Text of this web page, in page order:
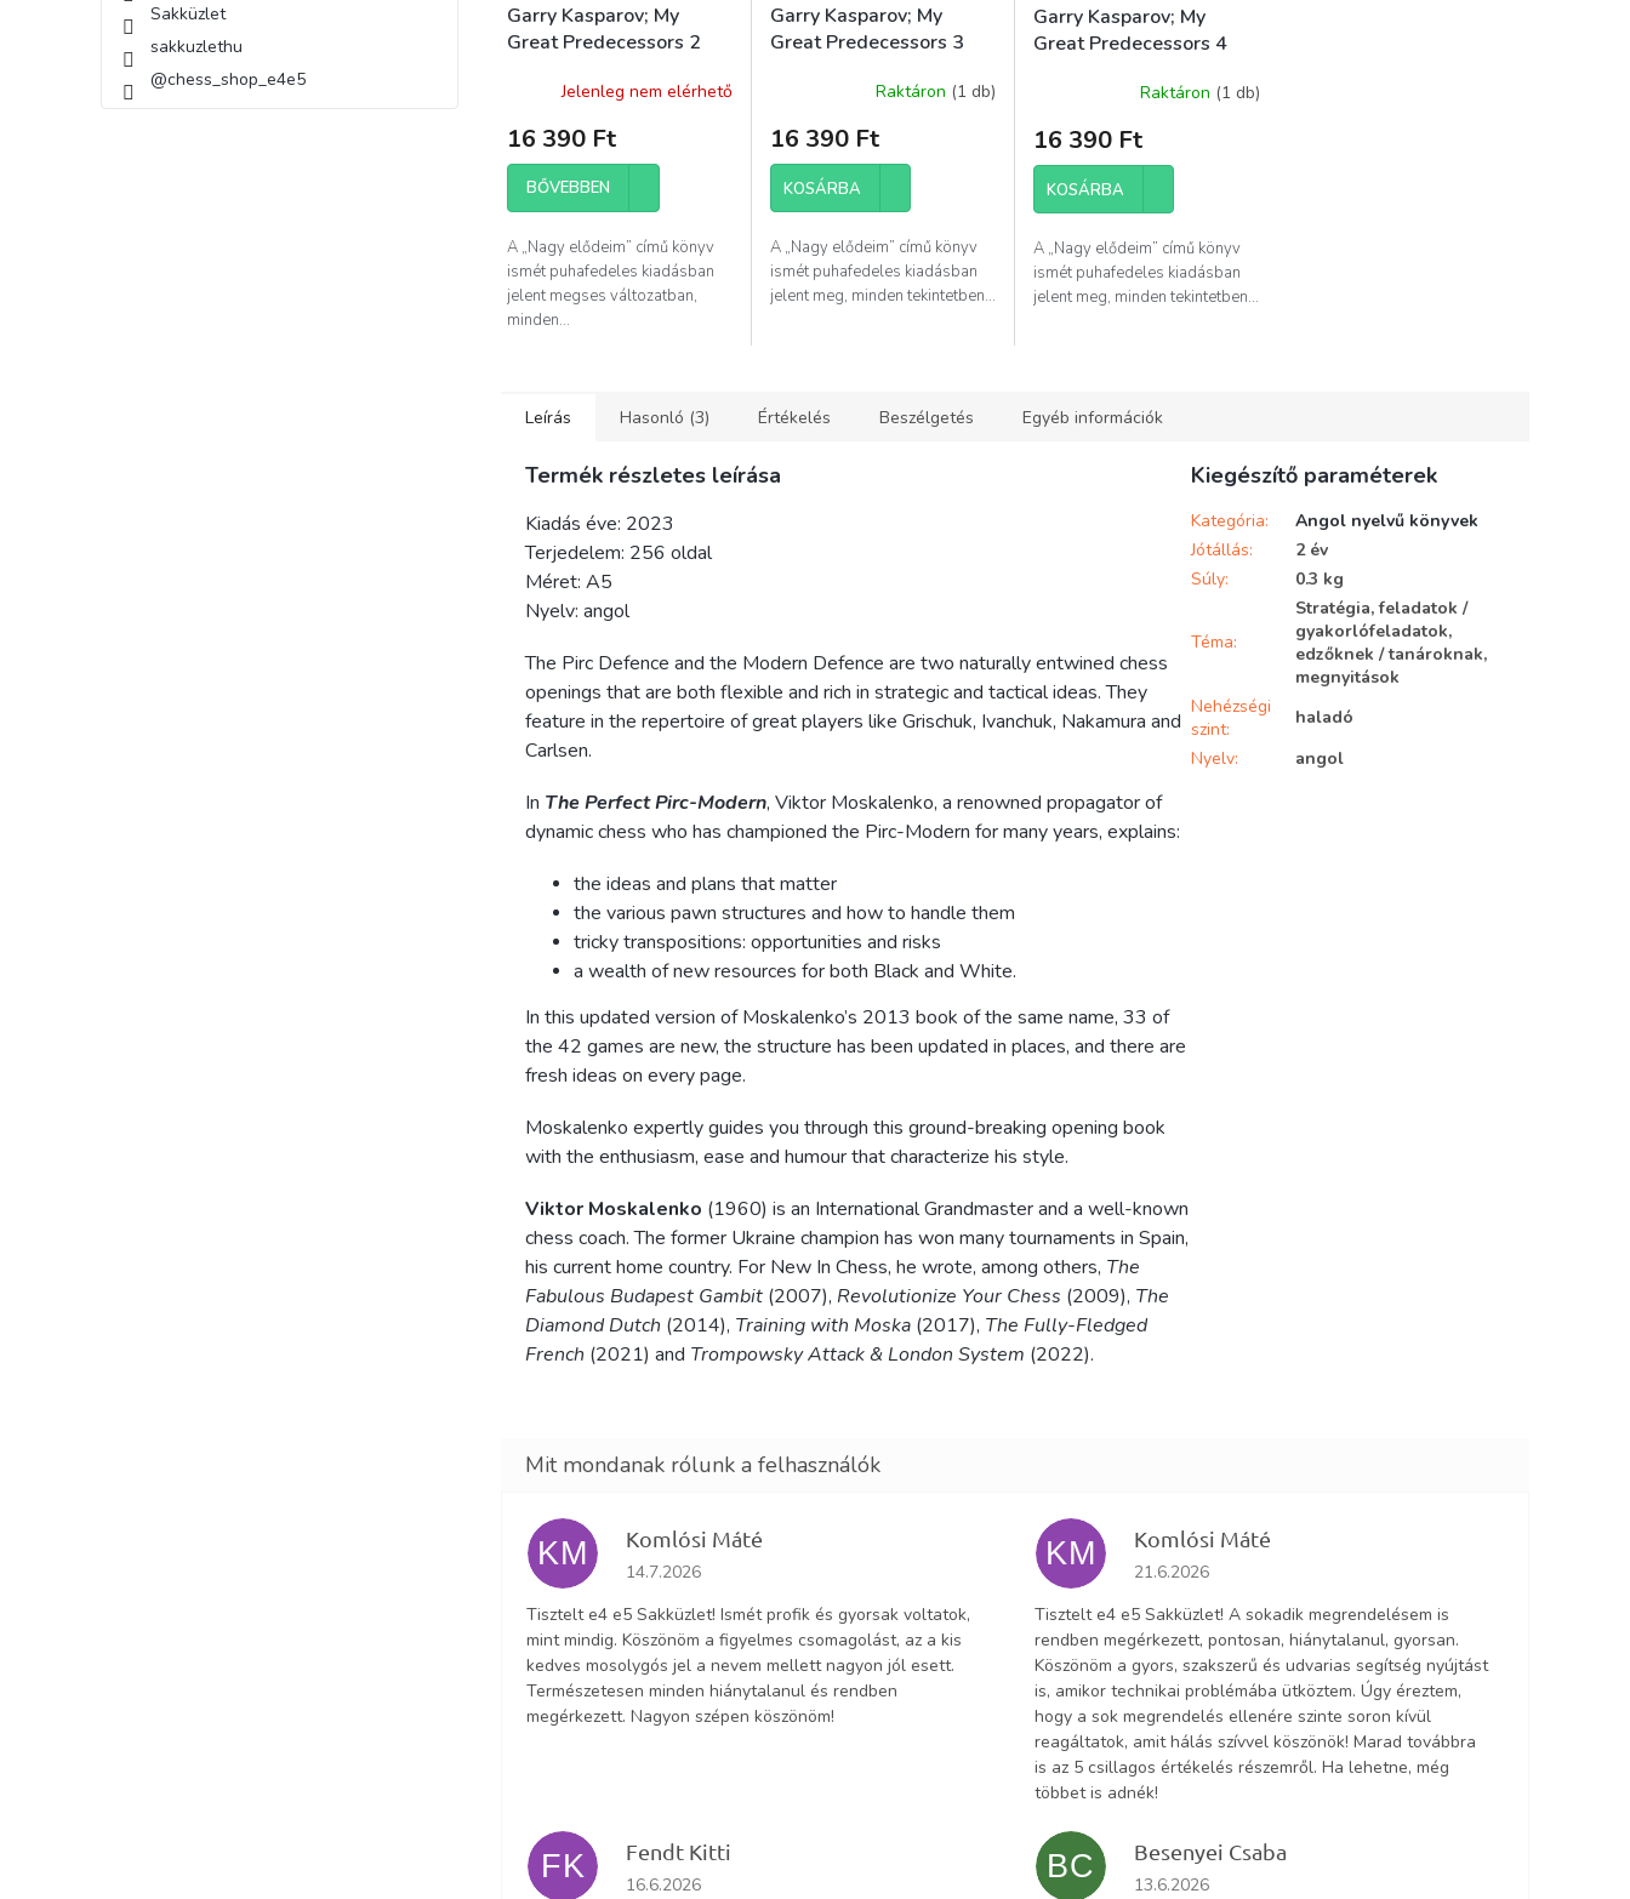
Sakküzlet
sakkuzlethu
@chess_shop_e4e5
Garry Kasparov; My
Great Predecessors 2
Jelenleg nem elérhető
16 390 Ft
BŐVEBBEN
A „Nagy elődeim” című könyv
ismét puhafedeles kiadásban
jelent megses változatban,
minden...
Garry Kasparov; My
Great Predecessors 3
Raktáron (1 db)
16 390 Ft
KOSÁRBA
A „Nagy elődeim” című könyv
ismét puhafedeles kiadásban
jelent meg, minden tekintetben...
Garry Kasparov; My
Great Predecessors 4
Raktáron (1 db)
16 390 Ft
KOSÁRBA
A „Nagy elődeim” című könyv
ismét puhafedeles kiadásban
jelent meg, minden tekintetben...
Leírás Hasonló (3) Értékelés Beszélgetés Egyéb információk
Termék részletes leírása
Kiadás éve: 2023
Terjedelem: 256 oldal
Méret: A5
Nyelv: angol
The Pirc Defence and the Modern Defence are two naturally entwined chess
openings that are both flexible and rich in strategic and tactical ideas. They
feature in the repertoire of great players like Grischuk, Ivanchuk, Nakamura and
Carlsen.
In The Perfect Pirc-Modern, Viktor Moskalenko, a renowned propagator of
dynamic chess who has championed the Pirc-Modern for many years, explains:
the ideas and plans that matter
the various pawn structures and how to handle them
tricky transpositions: opportunities and risks
a wealth of new resources for both Black and White.
In this updated version of Moskalenko’s 2013 book of the same name, 33 of
the 42 games are new, the structure has been updated in places, and there are
fresh ideas on every page.
Moskalenko expertly guides you through this ground-breaking opening book
with the enthusiasm, ease and humour that characterize his style.
Viktor Moskalenko (1960) is an International Grandmaster and a well-known
chess coach. The former Ukraine champion has won many tournaments in Spain,
his current home country. For New In Chess, he wrote, among others, The
Fabulous Budapest Gambit (2007), Revolutionize Your Chess (2009), The
Diamond Dutch (2014), Training with Moska (2017), The Fully-Fledged
French (2021) and Trompowsky Attack & London System (2022).
Kiegészítő paraméterek
Kategória:
Angol nyelvű könyvek
Jótállás:
2 év
Súly: 0.3 kg
Téma:
Stratégia, feladatok /
gyakorlófeladatok,
edzőknek / tanároknak,
megnyitások
Nehézségi
szint:
haladó
Nyelv: angol
KM Komlósi Máté
Az áruház értékelése 5-ből 5 csillag.
14.7.2026
Tisztelt e4 e5 Sakküzlet! Ismét profik és gyorsak voltatok,
mint mindig. Köszönöm a figyelmes csomagolást, az a kis
kedves mosolygós jel a nevem mellett nagyon jól esett.
Természetesen minden hiánytalanul és rendben
megérkezett. Nagyon szépen köszönöm!
KM Komlósi Máté
Az áruház értékelése 5-ből 5 csillag.
21.6.2026
Tisztelt e4 e5 Sakküzlet! A sokadik megrendelésem is
rendben megérkezett, pontosan, hiánytalanul, gyorsan.
Köszönöm a gyors, szakszerű és udvarias segítség nyújtást
is, amikor technikai problémába ütköztem. Úgy éreztem,
hogy a sok megrendelés ellenére szinte soron kívül
reagáltatok, amit hálás szívvel köszönök! Marad továbbra
is az 5 csillagos értékelés részemről. Ha lehetne, még
többet is adnék!
FK Fendt Kitti
Az áruház értékelése 5-ből 5 csillag.
16.6.2026
BC Besenyei Csaba
Az áruház értékelése 5-ből 5 csillag.
13.6.2026